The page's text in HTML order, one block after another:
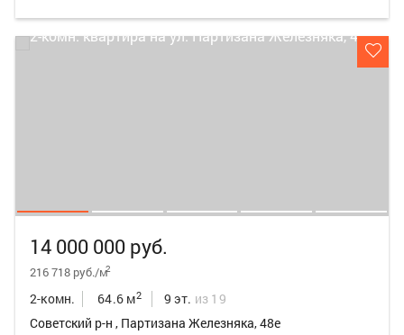
14 000 000 руб.
216 718 руб./м2
2-комн. 64.6 м2 9 эт. из 19
Советский р-н , Партизана Железняка, 48е